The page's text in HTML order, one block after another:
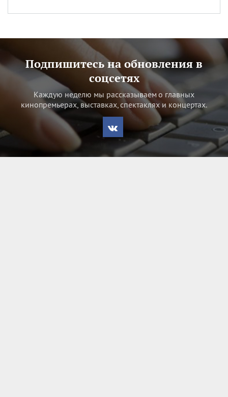
Подпишитесь на обновления в
соцсетях
Каждую неделю мы рассказываем о главных
кинопремьерах, выставках, спектаклях и концертах.